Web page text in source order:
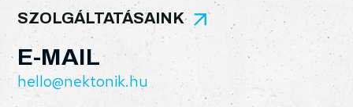
SZOLGÁLTATÁSAINK
E-MAIL
hello@nektonik.hu